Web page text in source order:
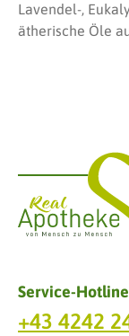
Lavendel-,
ätherische Öle
Service-Hotline
+43 4242